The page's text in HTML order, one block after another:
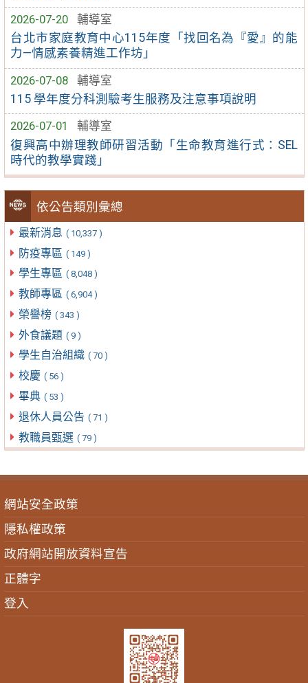
2026-07-20
輔導室
台北市家庭教育中心115年度「找回名為『愛』的能
力—情感素養精進工作坊」
2026-07-08
輔導室
115 學年度分科測驗考生服務及注意事項說明
2026-07-01
輔導室
復興高中辦理教師研習活動「生命教育進行式：SEL
時代的教學實踐」
依公告類別彙總
最新消息 ( 10,337 )
防疫專區 ( 149 )
學生專區 ( 8,048 )
教師專區 ( 6,904 )
榮譽榜 ( 343 )
外食議題 ( 9 )
學生自治組織 ( 70 )
校慶 ( 56 )
畢典 ( 53 )
退休人員公告 ( 71 )
教職員甄選 ( 79 )
網站安全政策
隱私權政策
政府網站開放資料宣告
正體字
登入